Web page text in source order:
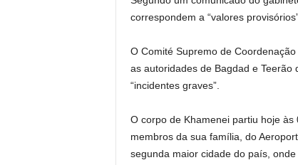
correspondem a “valores
O Comité Supremo de
as autoridades de Bagdad e
“incidentes graves”.
O corpo de Khamenei partiu hoje
membros da sua família, do
segunda maior cidade do país, onde